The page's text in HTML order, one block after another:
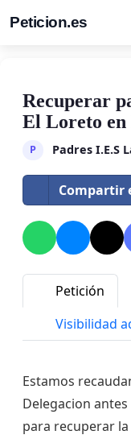
Peticion.es
Recuperar
El Loreto en
P Padres I.E.S
Compartir
Petición
Visibilidad
Estamos
Delegacion
para recuperar